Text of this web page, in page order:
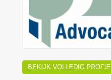
BEKIJK VOLLEDIG PROFIEL